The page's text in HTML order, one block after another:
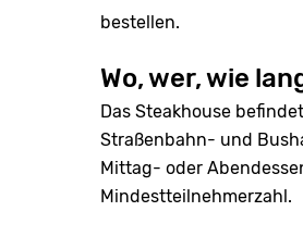
bestellen.
Wo, wer, wie
Das Steakhouse
Straßenbahn- und
Mittag- oder
Mindestteilnehmerzahl.